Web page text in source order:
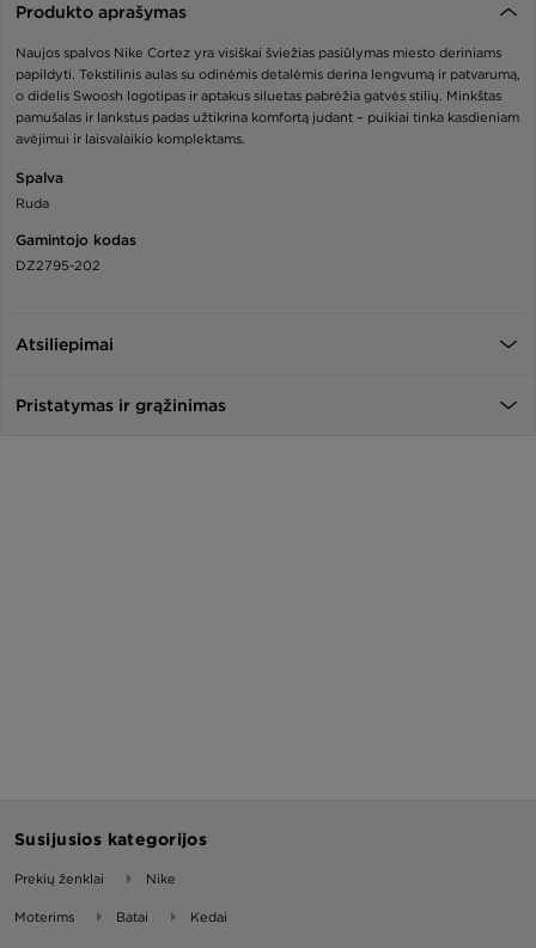
Produkto aprašymas
Naujos spalvos Nike Cortez yra visiškai šviežias pasiūlymas miesto deriniams
papildyti. Tekstilinis aulas su odinėmis detalėmis derina lengvumą ir patvarumą,
o didelis Swoosh logotipas ir aptakus siluetas pabrėžia gatvės stilių. Minkštas
pamušalas ir lankstus padas užtikrina komfortą judant – puikiai tinka kasdieniam
avėjimui ir laisvalaikio komplektams.
Spalva
Ruda
Gamintojo kodas
DZ2795-202
Atsiliepimai
Pristatymas ir grąžinimas
Susijusios kategorijos
Prekių ženklai Nike
Moterims Batai Kedai